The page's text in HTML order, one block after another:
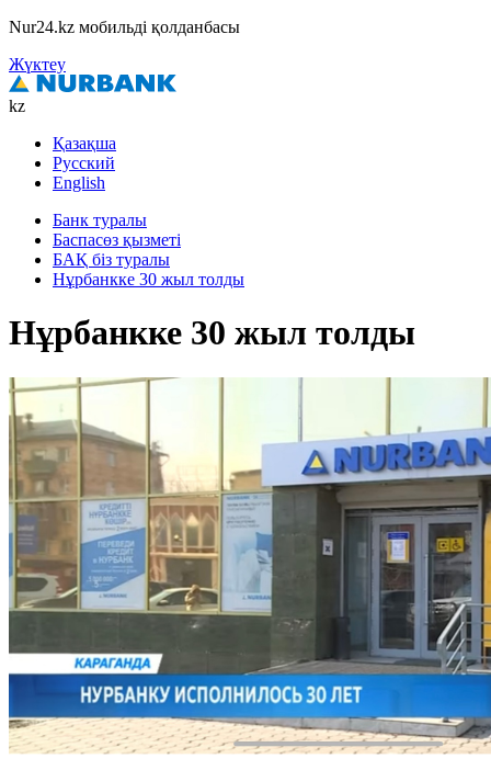
Nur24.kz мобильді қолданбасы
Жүктеу
kz
Қазақша
Русский
English
Банк туралы
Баспасөз қызметі
БАҚ біз туралы
Нұрбанкке 30 жыл толды
Нұрбанкке 30 жыл толды